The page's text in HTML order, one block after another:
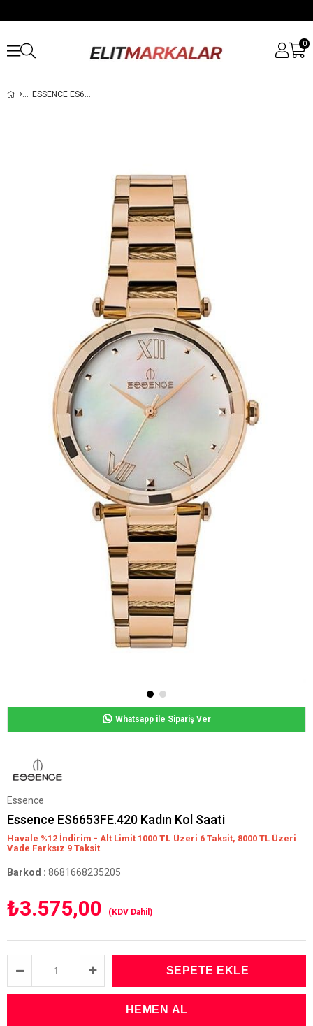
0
ESSENCE ES6653FE.420 KADIN KOL SAATI
Whatsapp ile Sipariş Ver
Essence
Essence ES6653FE.420 Kadın Kol Saati
Havale %12 İndirim - Alt Limit 1000 TL Üzeri 6 Taksit, 8000 TL Üzeri
Vade Farksız 9 Taksit
Barkod : 8681668235205
₺3.575,00 (KDV Dahil)